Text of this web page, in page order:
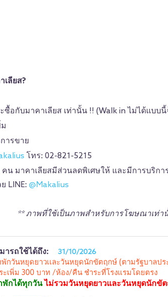
เลียส?
ซื้อกับมาคาเลียส เท่านั้น !! (Walk in ไม่ได้แบบนี้
ารขาย
โทร: 02-821-5215
น มาคาเลียสมีส่วนลดพิเศษให้ และมีการบริก
LINE: @Makalius
** ภาพที่ใช้เป็นภาพสำหรับการโฆษณาเท่า
ารถใช้ได้ถึง: 31/10/2026
พักวันหยุดยาวเเละวันหยุดนักขัตฤกษ์ (ตามรัฐบาลปร
ะเพิ่ม 300 บาท /ห้อง/คืน ชำระที่โรงแรมโดยตรง
พักได้ทุกวันไม่รวมวันหยุดยาวและวันหยุดนักขั